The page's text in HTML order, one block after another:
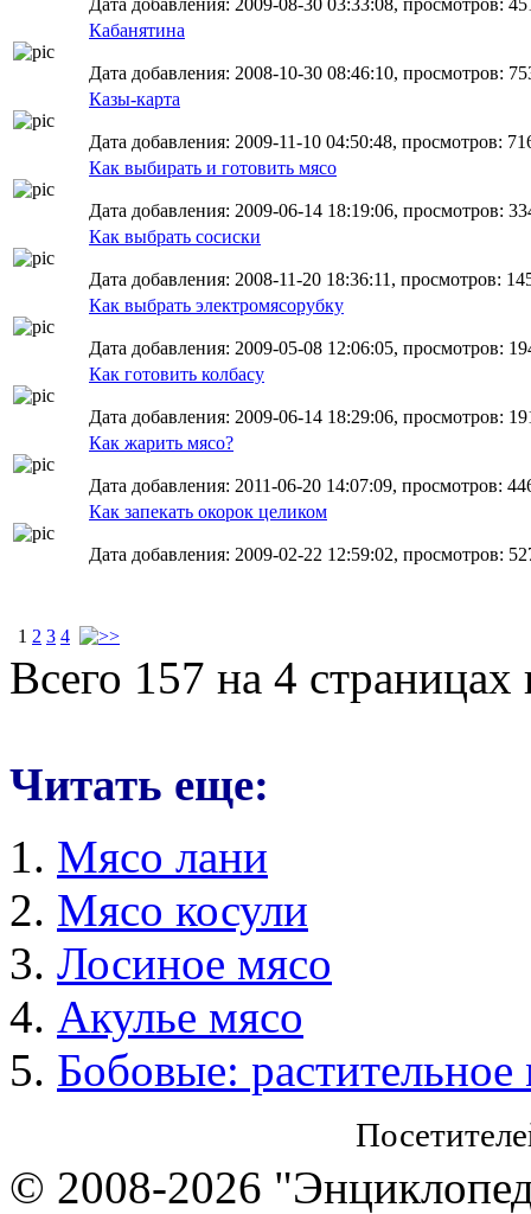
Дата добавления: 2009-08-30 03:33:08, просмотров:
Кабанятина
Дата добавления: 2008-10-30 08:46:10, просмотров:
Казы-карта
Дата добавления: 2009-11-10 04:50:48, просмотров:
Как выбирать и готовить мясо
Дата добавления: 2009-06-14 18:19:06, просмотров:
Как выбрать сосиски
Дата добавления: 2008-11-20 18:36:11, просмотров:
Как выбрать электромясорубку
Дата добавления: 2009-05-08 12:06:05, просмотров:
Как готовить колбасу
Дата добавления: 2009-06-14 18:29:06, просмотров:
Как жарить мясо?
Дата добавления: 2011-06-20 14:07:09, просмотров:
Как запекать окорок целиком
Дата добавления: 2009-02-22 12:59:02, просмотров:
1 2 3 4
Всего 157 на 4
Читать еще:
Мясо лани
Мясо косули
Лосиное мясо
Акулье мясо
Бобовые: растительное
© 2008-2026